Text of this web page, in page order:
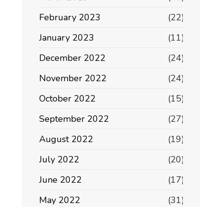
February 2023
(22)
January 2023
(11)
December 2022
(24)
November 2022
(24)
October 2022
(15)
September 2022
(27)
August 2022
(19)
July 2022
(20)
June 2022
(17)
May 2022
(31)